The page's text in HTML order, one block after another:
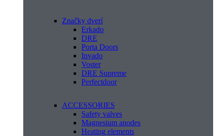
Značky dverí
Erkado
DRE
Porta Doors
Invado
Voster
DRE Supreme
Perfectdoor
ACCESSORIES
Safety valves
Magnesium anodes
Heating elements